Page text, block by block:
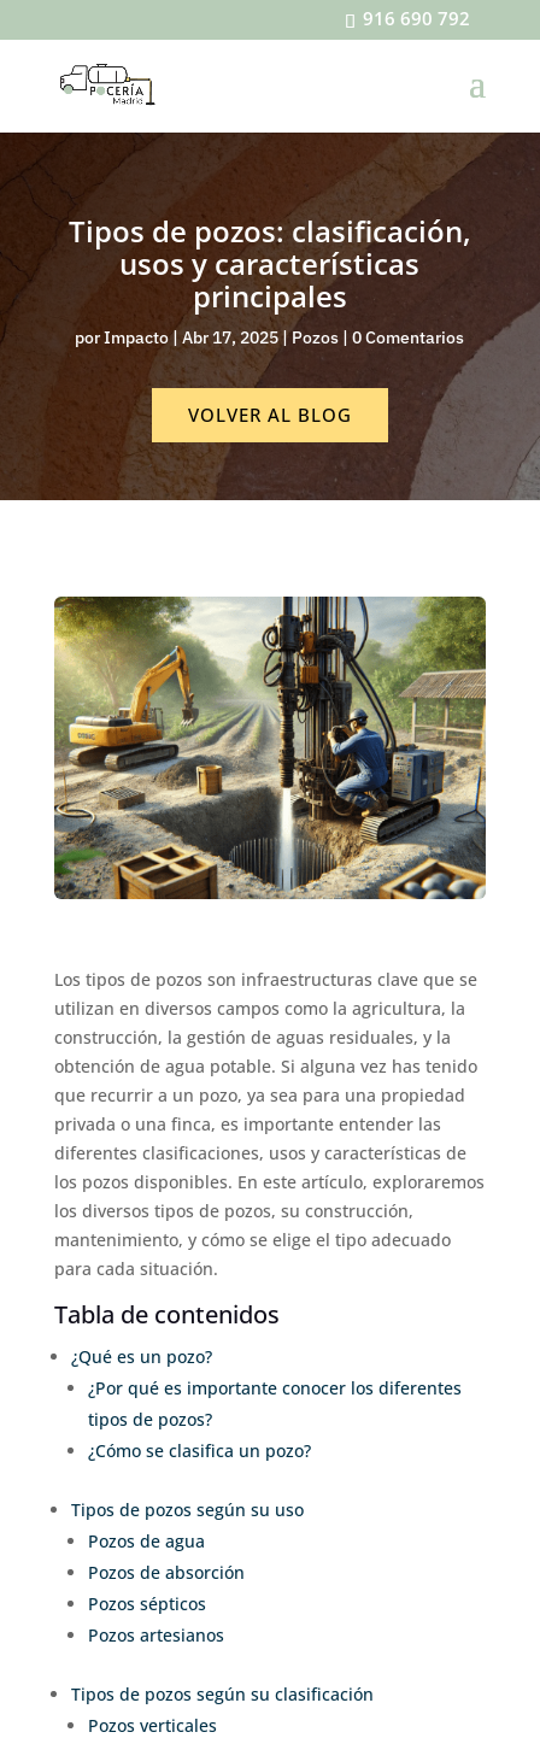
916 690 792
Tipos de pozos: clasificación,
usos y características
principales
porImpacto|Abr 17, 2025|Pozos |0 Comentarios
VOLVER AL BLOG
Los tipos de pozos son infraestructuras clave que se
utilizan en diversos campos como la agricultura, la
construcción, la gestión de aguas residuales, y la
obtención de agua potable. Si alguna vez has tenido
que recurrir a un pozo, ya sea para una propiedad
privada o una finca, es importante entender las
diferentes clasificaciones, usos y características de
los pozos disponibles. En este artículo, exploraremos
los diversos tipos de pozos, su construcción,
mantenimiento, y cómo se elige el tipo adecuado
para cada situación.
Tabla de contenidos
¿Qué es un pozo?
¿Por qué es importante conocer los diferentes
tipos de pozos?
¿Cómo se clasifica un pozo?
Tipos de pozos según su uso
Pozos de agua
Pozos de absorción
Pozos sépticos
Pozos artesianos
Tipos de pozos según su clasificación
Pozos verticales